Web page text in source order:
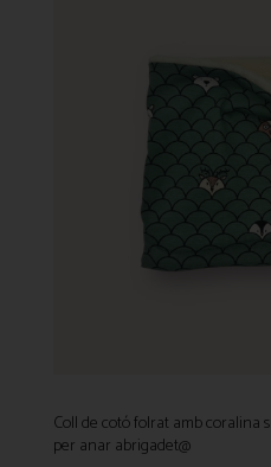
Coll de cotó folrat amb coralina
per anar abrigadet@